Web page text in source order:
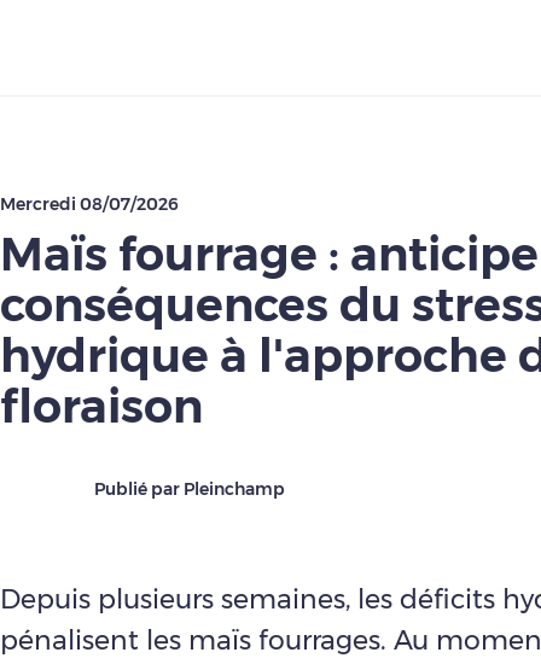
Mercredi 08/07/2026
Maïs fourrage :
conséquences du
hydrique à l'approche
floraison
Publié par Pleinchamp
Depuis plusieurs semaines, les déficits
pénalisent les maïs fourrages. Au